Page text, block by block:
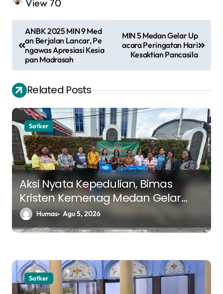
View70
a
g
a
s
i
p
o
s
ANBK 2025 MIN 9 Med
an Berjalan Lancar, Pe
ngawas Apresiasi Kesia
pan Madrasah
MIN 5 Medan Gelar Up
acara Peringatan Hari
Kesaktian Pancasila
Related Posts
Satker
Aksi Nyata Kepedulian, Bimas
Kristen Kemenag Medan Gelar
Bakti Sosial di GMI Gloria Medan
Humas Agu 5, 2026
Satker